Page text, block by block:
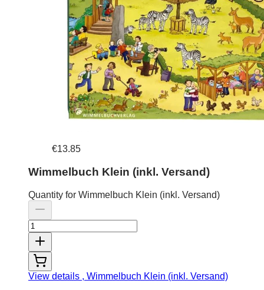
€13.85
Wimmelbuch Klein (inkl. Versand)
Quantity for Wimmelbuch Klein (inkl. Versand)
View details , Wimmelbuch Klein (inkl. Versand)